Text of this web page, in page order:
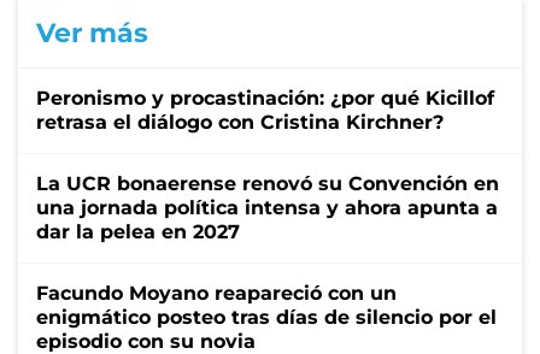
Ver más
Peronismo y procastinación: ¿por qué Kicillof
retrasa el diálogo con Cristina Kirchner?
La UCR bonaerense renovó su Convención en
una jornada política intensa y ahora apunta a
dar la pelea en 2027
Facundo Moyano reapareció con un
enigmático posteo tras días de silencio por el
episodio con su novia